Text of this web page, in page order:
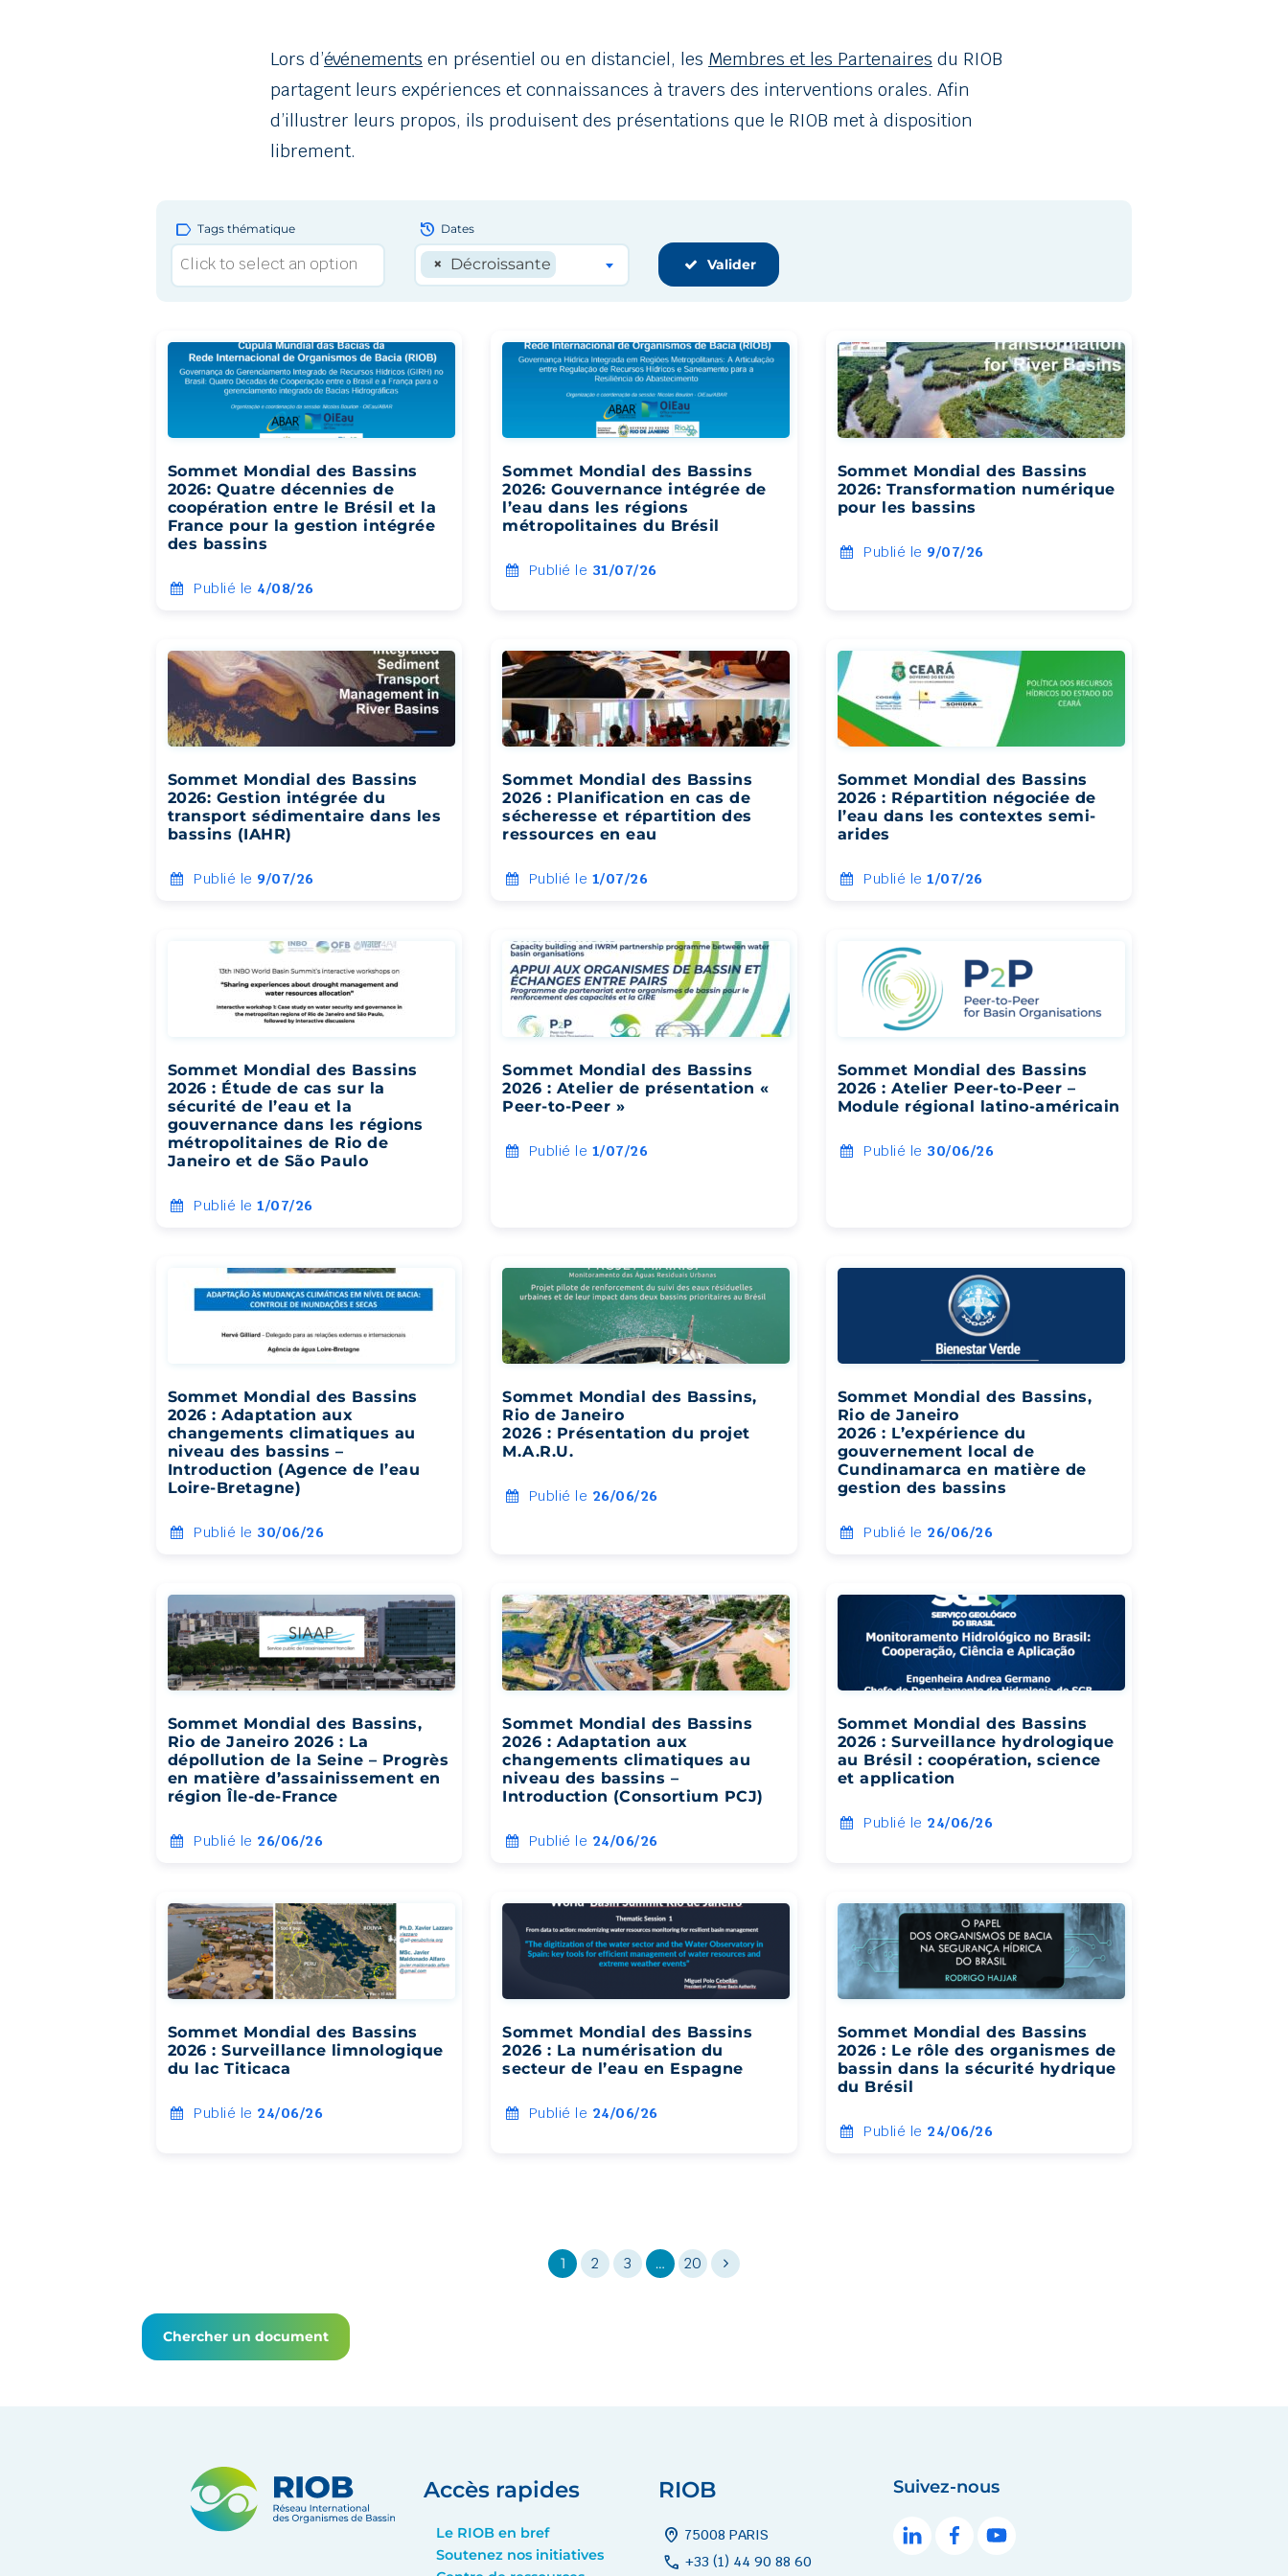
Lors d’événements en présentiel ou en distanciel, les Membres et les Partenaires du RIOB
partagent leurs expériences et connaissances à travers des interventions orales. Afin
d’illustrer leurs propos, ils produisent des présentations que le RIOB met à disposition
librement.
label Tags thématique history Dates
× Décroissante Valider
Sommet Mondial des Bassins
2026: Quatre décennies de
coopération entre le Brésil et la
France pour la gestion intégrée
des bassins
Publié le 4/08/26
Sommet Mondial des Bassins
2026: Gouvernance intégrée de
l’eau dans les régions
métropolitaines du Brésil
Publié le 31/07/26
Sommet Mondial des Bassins
2026: Transformation numérique
pour les bassins
Publié le 9/07/26
Sommet Mondial des Bassins
2026: Gestion intégrée du
transport sédimentaire dans les
bassins (IAHR)
Publié le 9/07/26
Sommet Mondial des Bassins
2026 : Planification en cas de
sécheresse et répartition des
ressources en eau
Publié le 1/07/26
Sommet Mondial des Bassins
2026 : Répartition négociée de
l’eau dans les contextes semi-
arides
Publié le1/07/26
Sommet Mondial des Bassins
2026 : Étude de cas sur la
sécurité de l’eau et la
gouvernance dans les régions
métropolitaines de Rio de
Janeiro et de São Paulo
Publié le1/07/26
Sommet Mondial des Bassins
2026 : Atelier de présentation «
Peer-to-Peer »
Publié le 1/07/26
Sommet Mondial des Bassins
2026 : Atelier Peer-to-Peer –
Module régional latino-américain
Publié le 30/06/26
Sommet Mondial des Bassins
2026 : Adaptation aux
changements climatiques au
niveau des bassins –
Introduction (Agence de l’eau
Loire-Bretagne)
Publié le 30/06/26
Sommet Mondial des Bassins,
Rio de Janeiro
2026 : Présentation du projet
M.A.R.U.
Publié le 26/06/26
Sommet Mondial des Bassins,
Rio de Janeiro
2026 : L’expérience du
gouvernement local de
Cundinamarca en matière de
gestion des bassins
Publié le 26/06/26
Sommet Mondial des Bassins,
Rio de Janeiro 2026 : La
dépollution de la Seine – Progrès
en matière d’assainissement en
région Île-de-France
Publié le 26/06/26
Sommet Mondial des Bassins
2026 : Adaptation aux
changements climatiques au
niveau des bassins –
Introduction (Consortium PCJ)
Publié le 24/06/26
Sommet Mondial des Bassins
2026 : Surveillance hydrologique
au Brésil : coopération, science
et application
Publié le 24/06/26
Sommet Mondial des Bassins
2026 : Surveillance limnologique
du lac Titicaca
Publié le 24/06/26
Sommet Mondial des Bassins
2026 : La numérisation du
secteur de l’eau en Espagne
Publié le 24/06/26
Sommet Mondial des Bassins
2026 : Le rôle des organismes de
bassin dans la sécurité hydrique
du Brésil
Publié le 24/06/26
1 2 3 … 20
Chercher un document
Accès rapides
Le RIOB en bref
Soutenez nos initiatives
RIOB
home_pin 75008 PARIS
call +33 (1) 44 90 88 60
Suivez-nous